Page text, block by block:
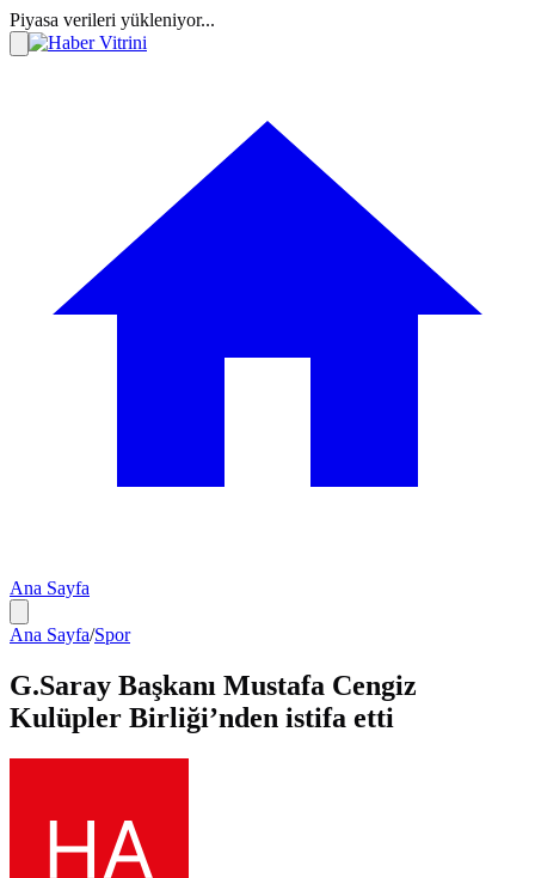
Piyasa verileri yükleniyor...
Ana Sayfa
Ana Sayfa/Spor
G.Saray Başkanı Mustafa Cengiz
Kulüpler Birliği’nden istifa etti